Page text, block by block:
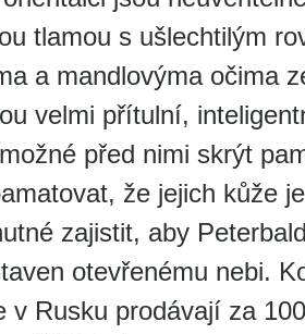
tlamou s ušlechtilým
a mandlovýma očima
velmi přítulní,
před nimi skrýt
že jejich kůže
zajistit, aby
otevřenému nebi.
v Rusku prodávají za